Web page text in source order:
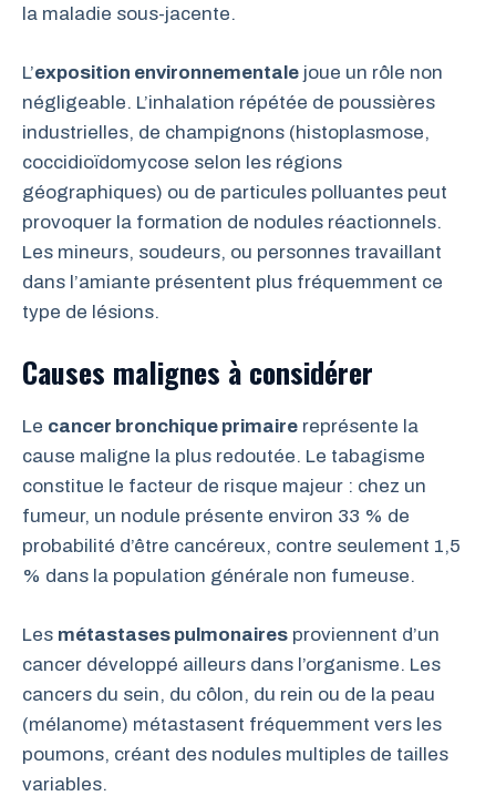
la maladie sous-jacente.
L’exposition environnementale joue un rôle non
négligeable. L’inhalation répétée de poussières
industrielles, de champignons (histoplasmose,
coccidioïdomycose selon les régions
géographiques) ou de particules polluantes peut
provoquer la formation de nodules réactionnels.
Les mineurs, soudeurs, ou personnes travaillant
dans l’amiante présentent plus fréquemment ce
type de lésions.
Causes malignes à considérer
Le cancer bronchique primaire représente la
cause maligne la plus redoutée. Le tabagisme
constitue le facteur de risque majeur : chez un
fumeur, un nodule présente environ 33 % de
probabilité d’être cancéreux, contre seulement 1,5
% dans la population générale non fumeuse.
Les métastases pulmonaires proviennent d’un
cancer développé ailleurs dans l’organisme. Les
cancers du sein, du côlon, du rein ou de la peau
(mélanome) métastasent fréquemment vers les
poumons, créant des nodules multiples de tailles
variables.